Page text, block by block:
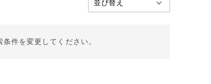
件を変更してください。